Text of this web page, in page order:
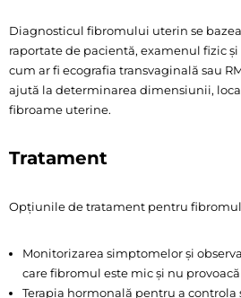
Diagnosticul fibromului uterin se
raportate de pacientă, examenul fizic
cum ar fi ecografia transvaginală sau
ajută la determinarea dimensiunii,
fibroame uterine.
Tratament
Opțiunile de tratament pentru
Monitorizarea simptomelor și
care fibromul este mic și nu
Terapia hormonală pentru a